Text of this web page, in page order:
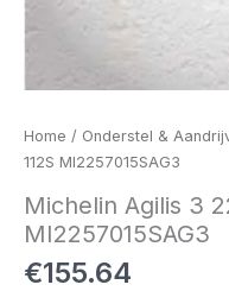
Home / Onderstel &
112S MI2257015SAG3
Michelin Agilis 3
MI2257015SAG3
€155.64